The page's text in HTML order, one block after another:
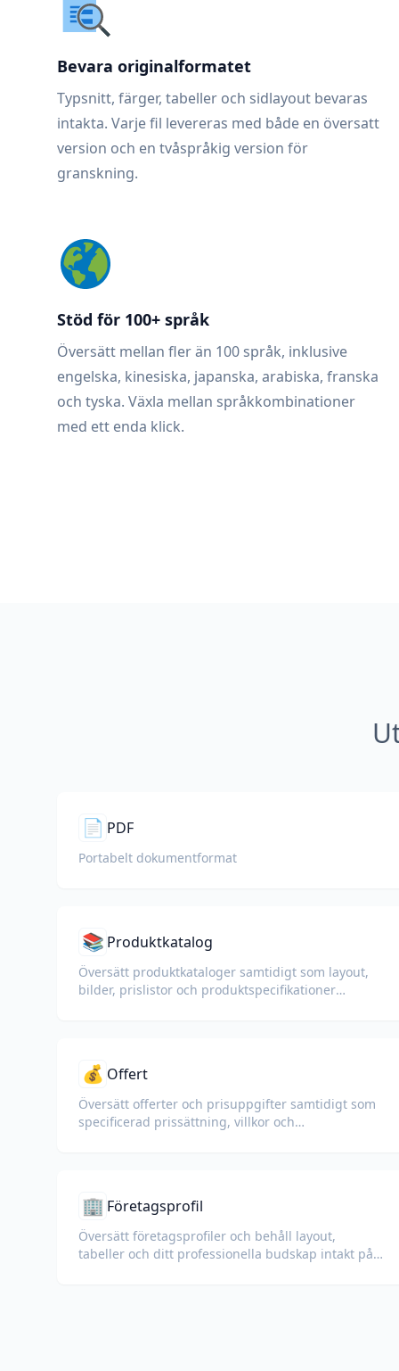
Bevara originalformatet
Typsnitt, färger, tabeller och sidlayout bevaras
intakta. Varje fil levereras med både en översatt
version och en tvåspråkig version för
granskning.
Stöd för 100+ språk
Översätt mellan fler än 100 språk, inklusive
engelska, kinesiska, japanska, arabiska, franska
och tyska. Växla mellan språkkombinationer
med ett enda klick.
📄 PDF
Portabelt dokumentformat
📚 Produktkatalog
Översätt produktkataloger samtidigt som layout,
bilder, prislistor och produktspecifikationer
💰 Offert
Översätt offerter och prisuppgifter samtidigt som
specificerad prissättning, villkor och
🏢 Företagsprofil
Översätt företagsprofiler och behåll layout,
tabeller och ditt professionella budskap intakt på